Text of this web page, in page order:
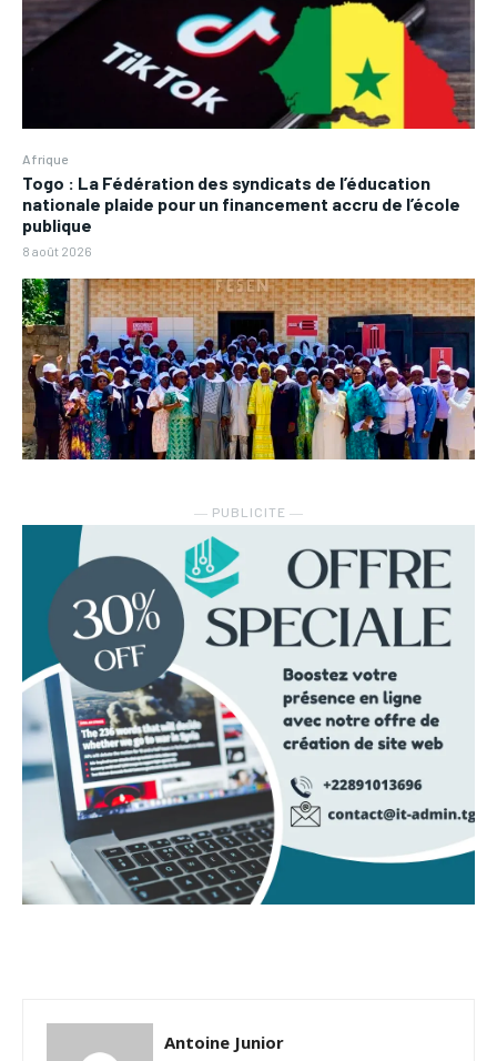
Afrique
Togo : La Fédération des syndicats de l’éducation
nationale plaide pour un financement accru de l’école
publique
8 août 2026
― PUBLICITE ―
Antoine Junior